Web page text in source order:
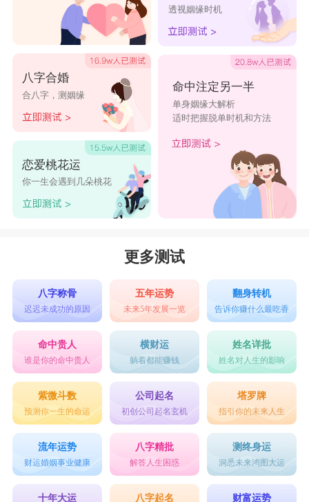
八字合婚
合八字，测姻缘
恋爱桃花运
你一生会遇到几朵桃花
透视姻缘时机
命中注定另一半
单身姻缘大解析
适时把握脱单时机和方法
更多测试
八字称骨
迟迟未成功的原因
五年运势
未来5年发展一览
翻身转机
告诉你赚什么最吃香
命中贵人
谁是你的命中贵人
横财运
躺着都能赚钱
姓名详批
姓名对人生的影响
紫微斗数
预测你一生的命运
公司起名
初创公司起名玄机
塔罗牌
指引你的未来人生
流年运势
财运婚姻事业健康
八字精批
解答人生困惑
测终身运
洞悉未来鸿图大运
十年大运 八字起名 财富运势